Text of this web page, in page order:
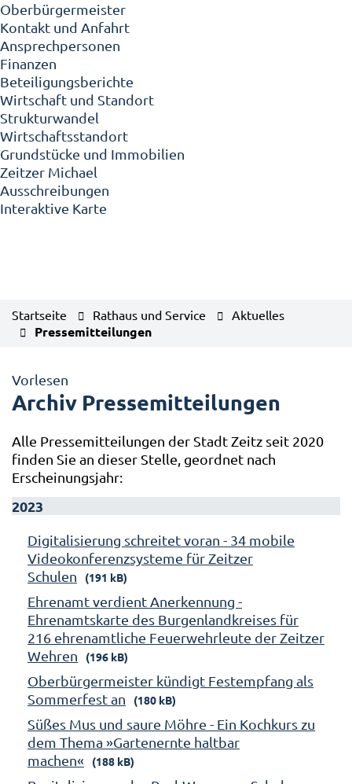
Oberbürgermeister
Kontakt und Anfahrt
Ansprechpersonen
Finanzen
Beteiligungsberichte
Wirtschaft und Standort
Strukturwandel
Wirtschaftsstandort
Grundstücke und Immobilien
Zeitzer Michael
Ausschreibungen
Interaktive Karte
Startseite Rathaus und Service Aktuelles
Pressemitteilungen
Vorlesen
Archiv Pressemitteilungen
Alle Pressemitteilungen der Stadt Zeitz seit 2020
finden Sie an dieser Stelle, geordnet nach
Erscheinungsjahr:
2023
Digitalisierung schreitet voran - 34 mobile
Videokonferenzsysteme für Zeitzer
Schulen
(191 kB)
Ehrenamt verdient Anerkennung -
Ehrenamtskarte des Burgenlandkreises für
216 ehrenamtliche Feuerwehrleute der Zeitzer
Wehren
(196 kB)
Oberbürgermeister kündigt Festempfang als
Sommerfest an
(180 kB)
Süßes Mus und saure Möhre - Ein Kochkurs zu
dem Thema »Gartenernte haltbar
machen«
(188 kB)